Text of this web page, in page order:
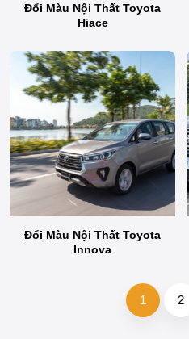
Đổi Màu Nội Thất Toyota
Hiace
Đổi Màu Nội Thất Toyota
Innova
1 2